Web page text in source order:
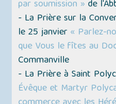
par soumission » de
- La Prière sur la
le 25 janvier « Parlez-
que Vous le fîtes au
Commanville
- La Prière à Saint
Évêque et Martyr